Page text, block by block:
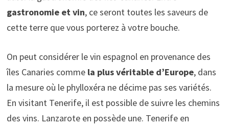
gastronomie et vin, ce seront toutes les saveurs de
cette terre que vous porterez à votre bouche.
On peut considérer le vin espagnol en provenance des
îles Canaries comme la plus véritable d’Europe, dans
la mesure où le phylloxéra ne décime pas ses variétés.
En visitant Tenerife, il est possible de suivre les chemins
des vins. Lanzarote en possède une. Tenerife en